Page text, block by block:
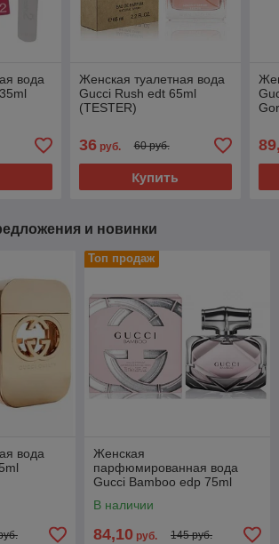
вода
Женская туалетная вода
Gucci Rush edt 65ml
(TESTER)
36руб. 60 руб.
Купить
и новинки
вода
Топ продаж
Женская
парфюмированная вода
Gucci Bamboo edp 75ml
В наличии
84,10 руб. 145 руб.